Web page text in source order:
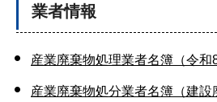
業者情報
産業廃棄物処理業者名簿（令和
産業廃棄物処分業者名簿（建